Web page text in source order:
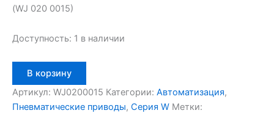
(WJ 020 0015)
Доступность: 1 в наличии
товара
Aignep
WJ0200015
В корзину
Артикул: WJ0200015 Категории: Автоматизация,
Пневматические приводы, Серия W Метки: